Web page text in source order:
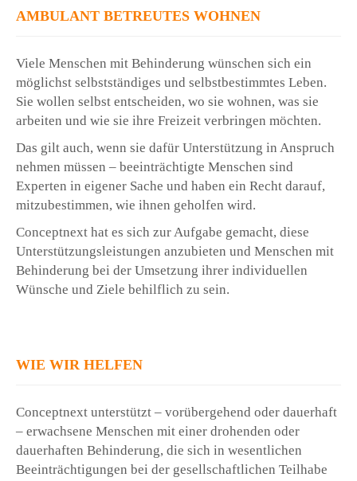
AMBULANT BETREUTES WOHNEN
Viele Menschen mit Behinderung wünschen sich ein
möglichst selbstständiges und selbstbestimmtes Leben.
Sie wollen selbst entscheiden, wo sie wohnen, was sie
arbeiten und wie sie ihre Freizeit verbringen möchten.
Das gilt auch, wenn sie dafür Unterstützung in Anspruch
nehmen müssen – beeinträchtigte Menschen sind
Experten in eigener Sache und haben ein Recht darauf,
mitzubestimmen, wie ihnen geholfen wird.
Conceptnext hat es sich zur Aufgabe gemacht, diese
Unterstützungsleistungen anzubieten und Menschen mit
Behinderung bei der Umsetzung ihrer individuellen
Wünsche und Ziele behilflich zu sein.
WIE WIR HELFEN
Conceptnext unterstützt – vorübergehend oder dauerhaft
– erwachsene Menschen mit einer drohenden oder
dauerhaften Behinderung, die sich in wesentlichen
Beeinträchtigungen bei der gesellschaftlichen Teilhabe